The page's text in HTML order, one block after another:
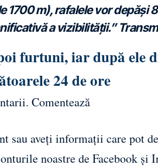
1700 m), rafalele vor
a vizibilității.”
furtuni, iar după ele
24 de ore
Comentează
sau aveți informații care pot
noastre deFacebook și